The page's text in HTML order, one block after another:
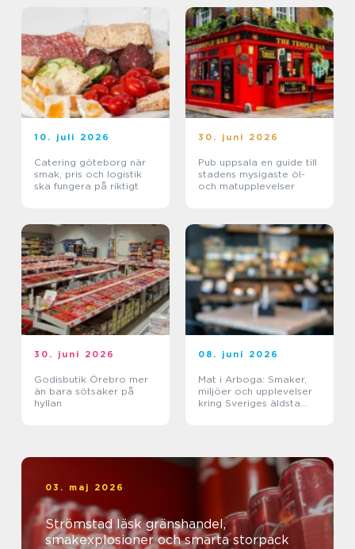
10. juli 2026
Catering göteborg när
smak, pris och logistik
ska fungera på riktigt
30. juni 2026
Pub uppsala en guide till
stadens mysigaste öl-
och matupplevelser
30. juni 2026
Godisbutik Örebro mer
än bara sötsaker på
hyllan
08. juni 2026
Mat i Arboga: Smaker,
miljöer och upplevelser
kring Sveriges äldsta
03. maj 2026
Strömstad läsk gränshandel,
smakexplosioner och smarta storpack